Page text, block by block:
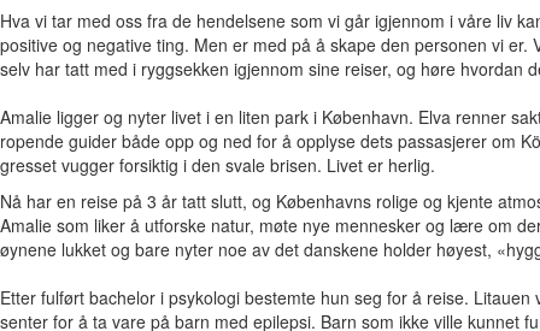
Hva vi tar med oss fra de hendelsene som vi går igjennom i våre liv
positive og negative ting. Men er med på å skape den personen vi er.
selv har tatt med i ryggsekken igjennom sine reiser, og høre hvordan
Amalie ligger og nyter livet i en liten park i København. Elva renner
ropende guider både opp og ned for å opplyse dets passasjerer om
gresset vugger forsiktig i den svale brisen. Livet er herlig.
Nå har en reise på 3 år tatt slutt, og Københavns rolige og kjente
Amalie som liker å utforske natur, møte nye mennesker og lære om
øynene lukket og bare nyter noe av det danskene holder høyest,
Etter fulført bachelor i psykologi bestemte hun seg for å reise.
senter for å ta vare på barn med epilepsi. Barn som ikke ville kunnet